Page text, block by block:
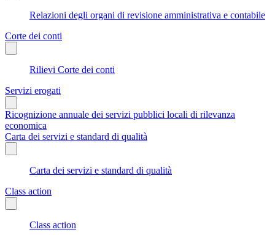
Relazioni degli organi di revisione amministrativa e contabile
Corte dei conti
Rilievi Corte dei conti
Servizi erogati
Ricognizione annuale dei servizi pubblici locali di rilevanza
economica
Carta dei servizi e standard di qualità
Carta dei servizi e standard di qualità
Class action
Class action